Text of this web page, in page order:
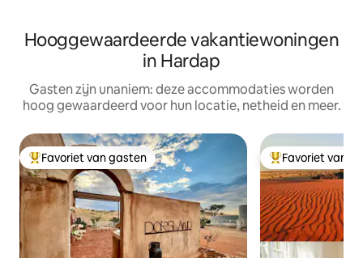
Hooggewaardeerde vakantiewoningen
in Hardap
Gasten zijn unaniem: deze accommodaties worden
hoog gewaardeerd voor hun locatie, netheid en meer.
Topfavoriet van gasten
Favoriet van gasten Topfavoriet van
Favoriet van